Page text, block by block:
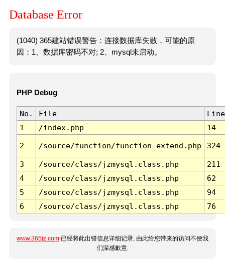
Database Error
(1040) 365建站错误警告：连接数据库失败，可能的原
因：1、数据库密码不对; 2、mysql未启动。
PHP Debug
No. File
Line
1
/index.php 14
2 /source/function/function_extend.php 324
3 /source/class/jzmysql.class.php
211
4
/source/class/jzmysql.class.php
62
5
/source/class/jzmysql.class.php
94
6
/source/class/jzmysql.class.php 76
www.365jz.com 已经将此出错信息详细记录, 由此给您带来的访问不便我
们深感歉意.